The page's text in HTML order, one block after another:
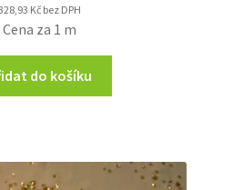
Kčbez DPH
Cena za 1 m
do košíku